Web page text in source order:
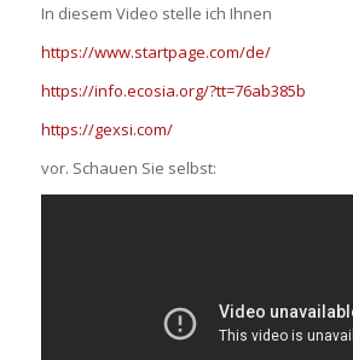
In diesem Video stelle ich Ihnen
https://www.startpage.com/de/
https://info.ecosia.org/?tt=76ab385b
https://gexsi.com/
vor. Schauen Sie selbst: